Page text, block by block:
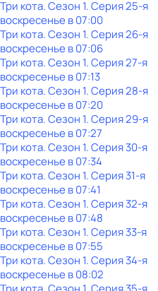
Три кота. Сезон 1. Серия 25-я
воскресенье в07:00
Три кота. Сезон 1. Серия 26-я
воскресенье в07:06
Три кота. Сезон 1. Серия 27-я
воскресенье в07:13
Три кота. Сезон 1. Серия 28-я
воскресенье в07:20
Три кота. Сезон 1. Серия 29-я
воскресенье в07:27
Три кота. Сезон 1. Серия 30-я
воскресенье в07:34
Три кота. Сезон 1. Серия 31-я
воскресенье в07:41
Три кота. Сезон 1. Серия 32-я
воскресенье в07:48
Три кота. Сезон 1. Серия 33-я
воскресенье в07:55
Три кота. Сезон 1. Серия 34-я
воскресенье в08:02